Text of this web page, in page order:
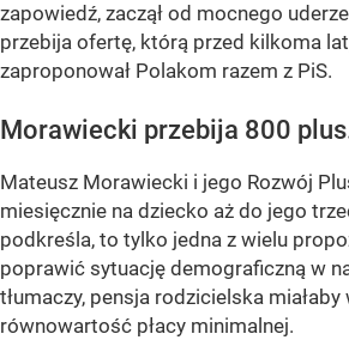
zapowiedź, zaczął od mocnego
przebija ofertę, którą przed kilkoma
zaproponował Polakom razem z PiS.
Morawiecki przebija 800
Mateusz Morawiecki i jego Rozwój
miesięcznie na dziecko aż do jego
podkreśla, to tylko jedna z wielu
poprawić sytuację demograficzną w
tłumaczy, pensja rodzicielska
równowartość płacy minimalnej.